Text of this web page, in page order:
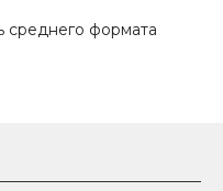
среднего формата